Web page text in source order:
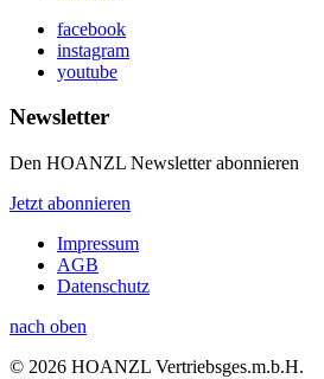
facebook
instagram
youtube
Newsletter
Den HOANZL Newsletter abonnieren
Jetzt abonnieren
Impressum
AGB
Datenschutz
nach oben
© 2026 HOANZL Vertriebsges.m.b.H.